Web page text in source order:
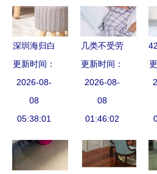
深圳海归白
富美租住公
寓酒店两天
雇两保姆，
细微未改竟
更新时间：
2026-08-
08
05:38:01
几类不受劳
动合同法保
护的劳动者
以保姆行业
为例解析非
系
更新时间：
2026-08-
08
01:46:02